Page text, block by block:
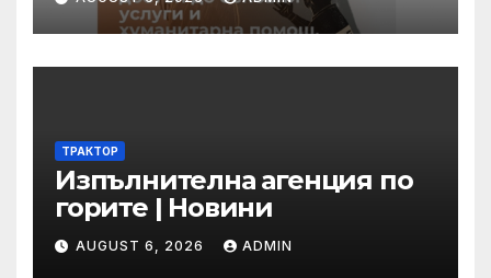
ТРАКТОР
Изпълнителна агенция по
горите | Новини
AUGUST 6, 2026 ADMIN